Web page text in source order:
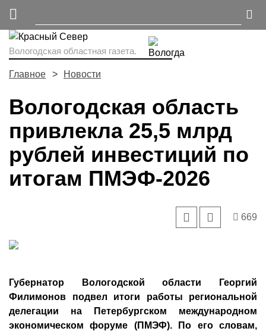
Вологодская областная газета.
Главное Новости
Вологодская область
привлекла 25,5 млрд
рублей инвестиций по
итогам ПМЭФ-2026
669
Губернатор Вологодской области Георгий
Филимонов подвел итоги работы региональной
делегации на Петербургском международном
экономическом форуме (ПМЭФ). По его словам,